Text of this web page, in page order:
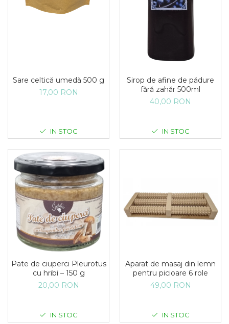
Sare celtică umedă 500 g
17,00 RON
IN STOC
Sirop de afine de pădure
fără zahăr 500ml
40,00 RON
IN STOC
Pate de ciuperci Pleurotus
cu hribi – 150 g
20,00 RON
IN STOC
Aparat de masaj din lemn
pentru picioare 6 role
49,00 RON
IN STOC